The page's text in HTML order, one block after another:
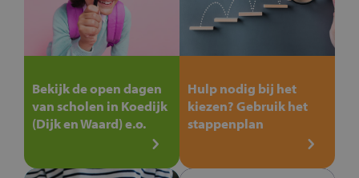
Bekijk de open dagen
van scholen in Koedijk
(Dijk en Waard) e.o.
Hulp nodig bij het
kiezen? Gebruik het
stappenplan